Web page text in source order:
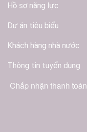
Hồ sơ năng lực
Dự án tiêu biểu
Khách hàng nhà nước
Thông tin tuyển dụng
Chấp nhận thanh toán